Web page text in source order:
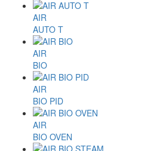
AIR
AUTO T
AIR
BIO
AIR
BIO PID
AIR
BIO OVEN